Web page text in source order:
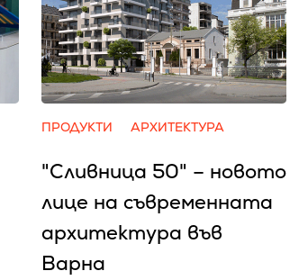
ПРОДУКТИ АРХИТЕКТУРА
"Сливница 50" – новото
лице на съвременната
архитектура във
Варна